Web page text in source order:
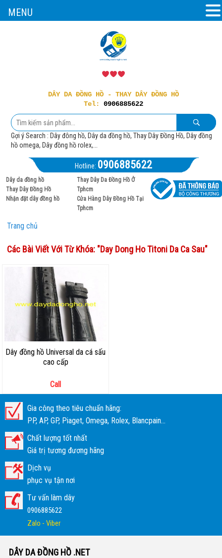
DÂY DA ĐỒNG HỒ - THAY DÂY ĐỒNG HỒ
Tel: 0906885622
Gợi ý Search : Dây đông hồ, Dây da đồng hồ, Thay Dây Đồng Hồ, Dây đồng
hồ omega, Dây đồng hồ rolex,...
Hotline: 0906885622
Dây da đồng hồ
Thay Dây Đồng Hồ
Nhận đặt dây đồng hồ
Thay Dây Da Đồng Hồ Ở
Tphcm
Cửa Hàng Dây Đồng Hồ Tại
Tphcm
Trang chủ
Các Bài Viết Với Từ Khóa: "Day Dong Ho Titoni Da Ca Sau"
Dây đồng hồ Universal da cá sấu
cao cấp
Call
Gia công theo tiêu chuẩn hãng:
PP, AP, GP, Piaget, Omega, Rolex, Blancpain...
Chất lượng tốt nhất
Giá trị tương đương hãng
Dịch vụ
phục vụ tận nơi
Tư vấn làm dây
0906885622
Zalo - Viber
DÂY DA ĐỒNG HỒ .NET
MENU